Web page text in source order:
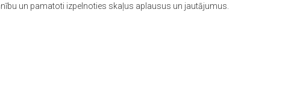
un pamatoti izpelnoties skaļus aplausus un jautājumus.